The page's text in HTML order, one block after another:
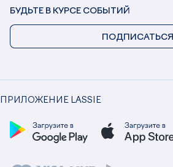
ПРИЛОЖЕНИЕ LASSIE
БУДЬТЕ В КУРСЕ СОБЫТИЙ
ПОДПИСАТЬСЯ